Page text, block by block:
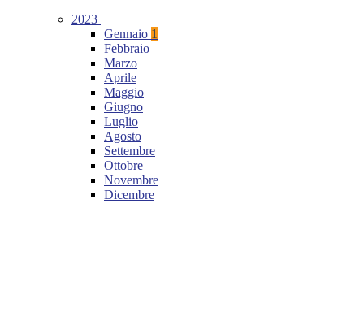
2023
Gennaio 1
Febbraio
Marzo
Aprile
Maggio
Giugno
Luglio
Agosto
Settembre
Ottobre
Novembre
Dicembre